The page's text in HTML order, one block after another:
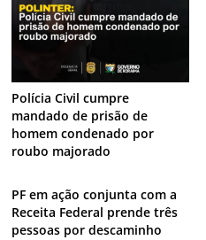
Polícia Civil cumpre
mandado de prisão de
homem condenado por
roubo majorado
PF em ação conjunta com a
Receita Federal prende três
pessoas por descaminho